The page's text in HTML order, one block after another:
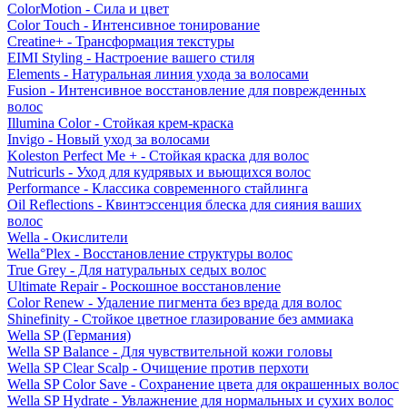
ColorMotion - Сила и цвет
Color Touch - Интенсивное тонирование
Creatine+ - Трансформация текстуры
EIMI Styling - Настроение вашего стиля
Elements - Натуральная линия ухода за волосами
Fusion - Интенсивное восстановление для поврежденных
волос
Illumina Color - Стойкая крем-краска
Invigo - Новый уход за волосами
Koleston Perfect Me + - Стойкая краска для волос
Nutricurls - Уход для кудрявых и вьющихся волос
Performance - Классика современного стайлинга
Oil Reflections - Квинтэссенция блеска для сияния ваших
волос
Wella - Окислители
Wella°Plex - Восстановление структуры волос
True Grey - Для натуральных седых волос
Ultimate Repair - Роскошное восстановление
Color Renew - Удаление пигмента без вреда для волос
Shinefinity - Стойкое цветное глазирование без аммиака
Wella SP (Германия)
Wella SP Balance - Для чувствительной кожи головы
Wella SP Clear Scalp - Очищение против перхоти
Wella SP Color Save - Сохранение цвета для окрашенных волос
Wella SP Hydrate - Увлажнение для нормальных и сухих волос